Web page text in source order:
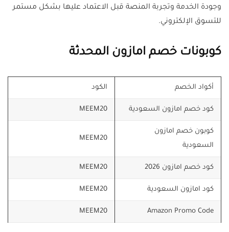
وجودة الخدمة وتجربة المنصة قبل الاعتماد عليها بشكل مستمر
للتسوق الإلكتروني.
كوبونات خصم امازون المحدثة
أكواد الخصم الكود
كود خصم امازون السعودية MEEM20
كوبون خصم امازون
السعودية
MEEM20
كود خصم امازون 2026 MEEM20
كود امازون السعودية MEEM20
Amazon Promo Code
MEEM20